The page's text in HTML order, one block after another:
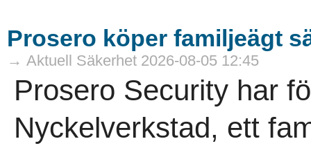
Prosero köper familjeägt
→ Aktuell Säkerhet 2026-08-05 12:45
Prosero Security har
Nyckelverkstad, ett